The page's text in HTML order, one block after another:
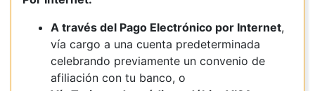
A través del Pago Electrónico por Internet,
vía cargo a una cuenta predeterminada
celebrando previamente un convenio de
afiliación con tu banco, o